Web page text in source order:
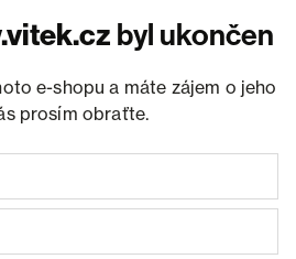
byl ukončen
e-shopu a máte zájem o jeho
prosím obraťte.